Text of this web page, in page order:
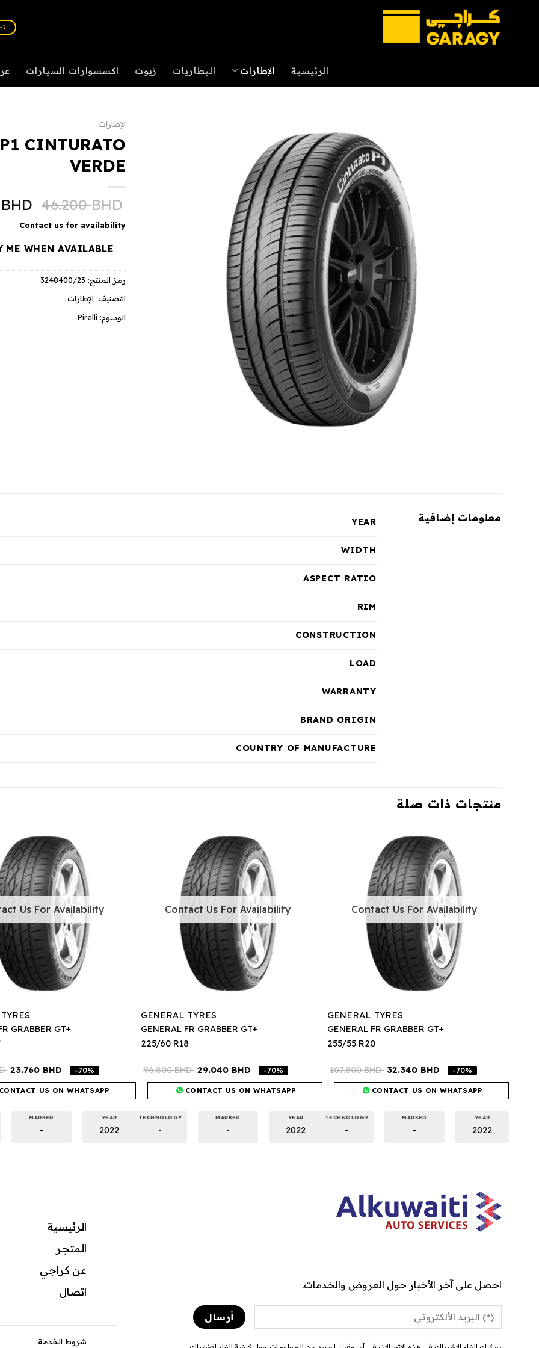
اتصل
الرئيسية الإطارات البطاريات زيوت اكسسوارات السيارات
الإطارات
CINTURATO
VERDE
46.200BHD
BHD
Contact us for availability
ME WHEN AVAILABLE
رمز المنتج: 3248400/23
التصنيف: الإطارات
الوسوم: Pirelli
معلومات إضافية YEAR
WIDTH
ASPECT RATIO
RIM
CONSTRUCTION
LOAD
WARRANTY
BRAND ORIGIN
COUNTRY OF MANUFACTURE
منتجات ذات صلة
Contact Us For Availability
GENERAL TYRES
GENERAL FR GRABBER GT+
255/55 R20
107.800BHD 32.340 BHD -70%
CONTACT US ON WHATSAPP
YEAR
2022
MARKED
-
TECHNOLOGY
-
Contact Us For Availability
GENERAL TYRES
GENERAL FR GRABBER GT+
225/60 R18
96.800BHD 29.040 BHD -70%
CONTACT US ON WHATSAPP
YEAR
2022
MARKED
-
TECHNOLOGY
-
Us For Availability
GRABBER GT+
23.760 BHD -70%
US ON WHATSAPP
YEAR
2022
MARKED
-
احصل على آخر الأخبار حول العروض والخدمات.
الرئيسية
المتجر
عن كراجي
اتصال
شروط الخدمة